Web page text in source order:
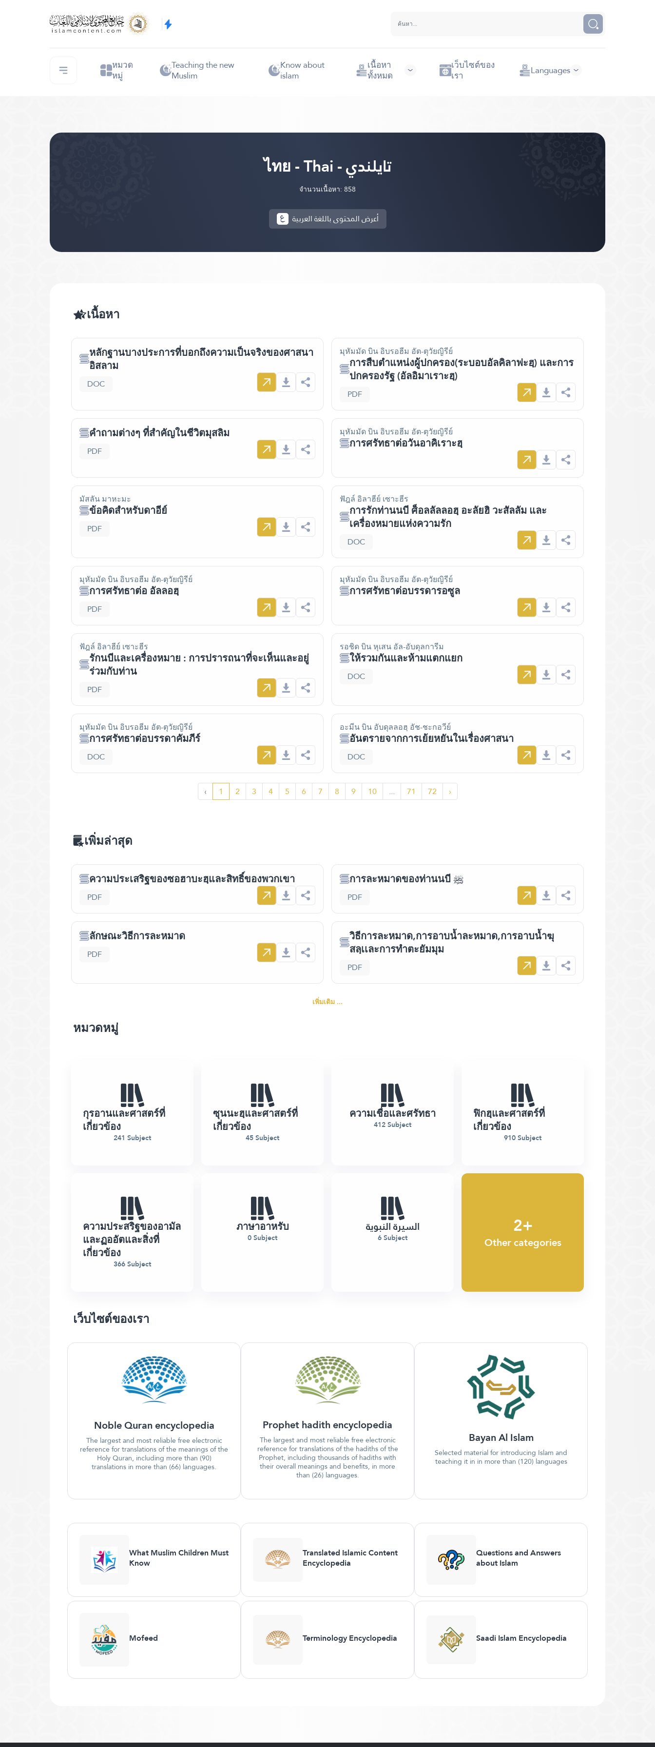
หมวด
หมู่
Teaching the new
Muslim
Know about
islam
เนื้อหา
ทั้งหมด
เว็บไซต์ของ
เรา Languages
ไทย - Thai - تايلندي
จำนวนเนื้อหา: 858
أعرض المحتوى باللغة العربية
เนื้อหา
หลักฐานบางประการที่บอกถึงความเป็นจริงของศาสนา
อิสลาม
DOC
มุหัมมัด บิน อิบรอฮีม อัต-ตุวัยญิรีย์
การสืบตำแหน่งผู้ปกครอง(ระบอบอัลคิลาฟะฮฺ) และการ
ปกครองรัฐ (อัลอิมาเราะฮฺ)
PDF
คำถามต่างๆ ที่สำคัญในชีวิตมุสลิม
PDF
มุหัมมัด บิน อิบรอฮีม อัต-ตุวัยญิรีย์
การศรัทธาต่อวันอาคิเราะฮฺ
มัสลัน มาหะมะ
ข้อคิดสำหรับดาอีย์
PDF
ฟัฎล์ อิลาฮีย์ เซาะฮีร
การรักท่านนบี ศ็อลลัลลอฮฺ อะลัยฮิ วะสัลลัม และ
เครื่องหมายแห่งความรัก
DOC
มุหัมมัด บิน อิบรอฮีม อัต-ตุวัยญิรีย์
การศรัทธาต่อ อัลลอฮฺ
PDF
มุหัมมัด บิน อิบรอฮีม อัต-ตุวัยญิรีย์
การศรัทธาต่อบรรดารอซูล
ฟัฎล์ อิลาฮีย์ เซาะฮีร
รักนบีและเครื่องหมาย : การปรารถนาที่จะเห็นและอยู่
ร่วมกับท่าน
PDF
รอชิด บิน หุเสน อัล-อับดุลการีม
ให้รวมกันและห้ามแตกแยก
DOC
มุหัมมัด บิน อิบรอฮีม อัต-ตุวัยญิรีย์
การศรัทธาต่อบรรดาคัมภีร์
DOC
อะมีน บิน อับดุลลอฮฺ อัช-ชะกอวีย์
อันตรายจากการเย้ยหยันในเรื่องศาสนา
DOC
‹ 1 2 3 4 5 6 7 8 9 10 ... 71 72 ›
เพิ่มล่าสุด
ความประเสริฐของซอฮาบะฮฺและสิทธิ์ของพวกเขา
PDF
การละหมาดของท่านนบี ﷺ
PDF
ลักษณะวิธีการละหมาด
PDF
วิธีการละหมาด,การอาบน้ำละหมาด,การอาบน้ำฆุ
สลฺเเละการทำตะยัมมุม
PDF
เพิ่มเติม ...
หมวดหมู่
กุรอานและศาสตร์ที่
เกี่ยวข้อง
241 Subject
ซุนนะฮฺและศาสตร์ที่
เกี่ยวข้อง
45 Subject
ความเชื่อและศรัทธา
412 Subject
ฟิกฮฺและศาสตร์ที่
เกี่ยวข้อง
910 Subject
ความประสริฐของอามัล
และฏออัตและสิ่งที่
เกี่ยวข้อง
366 Subject
ภาษาอาหรับ
0 Subject
السيرة النبوية
6 Subject 2+
Other categories
เว็บไซต์ของเรา
Noble Quran encyclopedia
The largest and most reliable free electronic
reference for translations of the meanings of the
Holy Quran, including more than (90)
translations in more than (66) languages.
Prophet hadith encyclopedia
The largest and most reliable free electronic
reference for translations of the hadiths of the
Prophet, including thousands of hadiths with
their overall meanings and benefits, in more
than (26) languages.
Bayan Al Islam
Selected material for introducing Islam and
teaching it in in more than (120) languages
What Muslim Children Must
Know
Translated Islamic Content
Encyclopedia
Questions and Answers
about Islam
Mofeed Terminology Encyclopedia Saadi Islam Encyclopedia